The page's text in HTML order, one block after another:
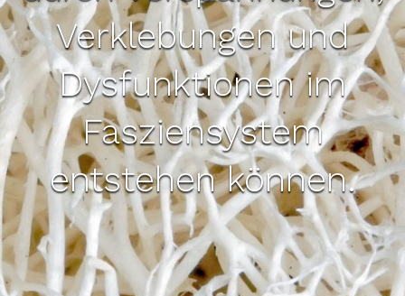
Verklebungen und
Dysfunktionen im
Fasziensystem
entstehen können.